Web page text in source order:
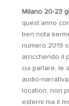
Milano 20-23
quest’anno
ben nota
numero 2019
arricchendo il
cui parlare, le
audio-
location, non
esterni ma il